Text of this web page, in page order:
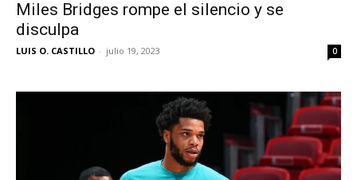
Miles Bridges rompe el silencio y se
disculpa
LUIS O. CASTILLO - julio 19, 2023 0